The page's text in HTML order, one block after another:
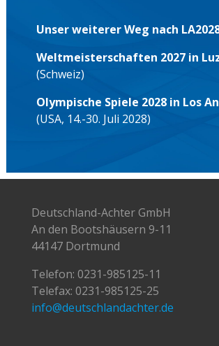
Unser weiterer Weg nach
Weltmeisterschaften 2027 in
(Schweiz)
Olympische Spiele 2028 in Los
(USA, 14.-30. Juli 2028)
Deutschland-Achter GmbH
An den Bootshäusern 9-11
44147 Dortmund
Telefon: 0231-985125-11
Telefax: 0231-985125-25
info@deutschlandachter.de